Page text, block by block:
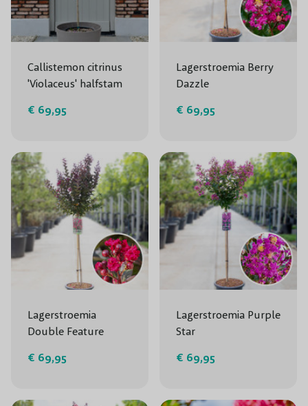
Callistemon citrinus
'Violaceus' halfstam
€ 69,95
Lagerstroemia Berry
Dazzle
€ 69,95
Lagerstroemia
Double Feature
€ 69,95
Lagerstroemia Purple
Star
€ 69,95